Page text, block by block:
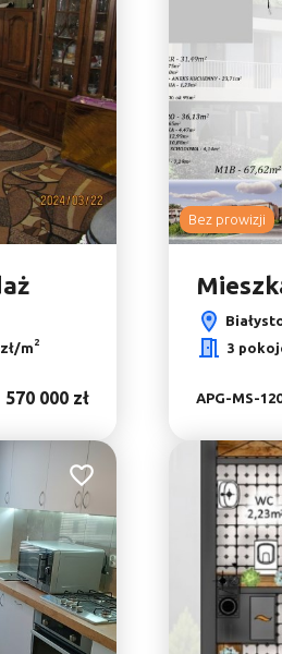
zł/m2
570 000 zł
Bez prowizji
3
APG-MS-
Dodaj do ulubionych